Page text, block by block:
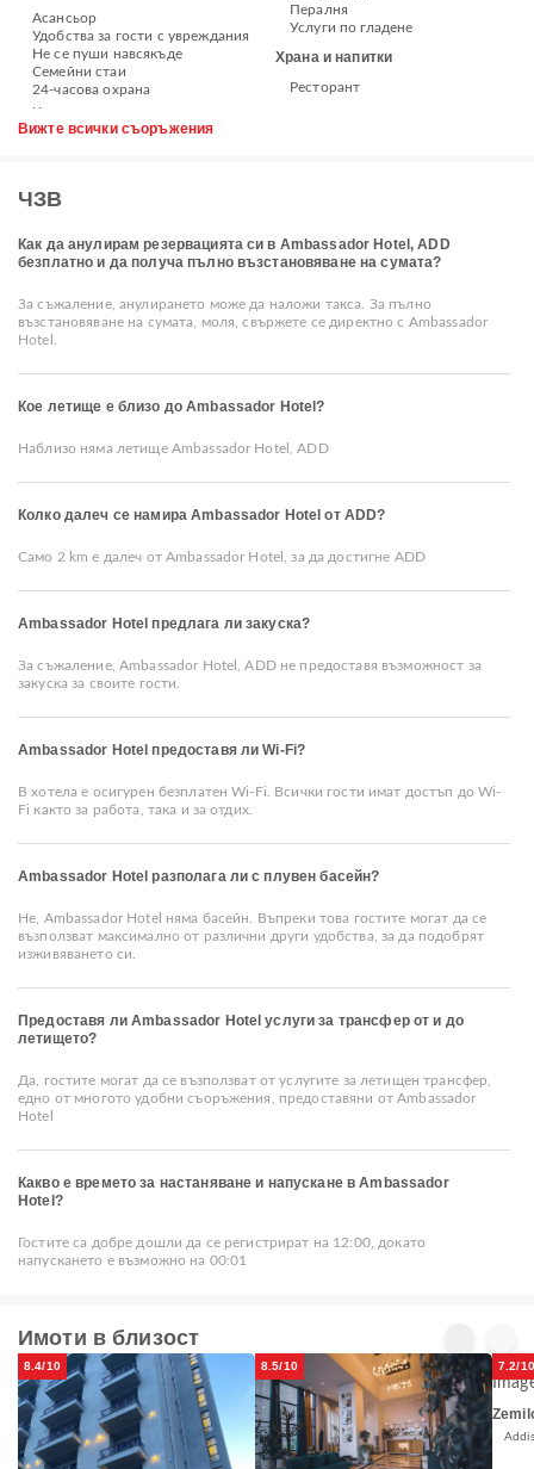
Асансьор
Удобства за гости с увреждания
Не се пуши навсякъде
Семейни стаи
24-часова охрана
Пералня
Услуги по гладене
Храна и напитки
Ресторант
Вижте всички съоръжения
ЧЗВ
Как да анулирам резервацията си в Ambassador Hotel, ADD
безплатно и да получа пълно възстановяване на сумата?
За съжаление, анулирането може да наложи такса. За пълно
възстановяване на сумата, моля, свържете се директно с Ambassador
Hotel.
Кое летище е близо до Ambassador Hotel?
Наблизо няма летище Ambassador Hotel, ADD
Колко далеч се намира Ambassador Hotel от ADD?
Само 2 km е далеч от Ambassador Hotel, за да достигне ADD
Ambassador Hotel предлага ли закуска?
За съжаление, Ambassador Hotel, ADD не предоставя възможност за
закуска за своите гости.
Ambassador Hotel предоставя ли Wi-Fi?
В хотела е осигурен безплатен Wi-Fi. Всички гости имат достъп до Wi-
Fi както за работа, така и за отдих.
Ambassador Hotel разполага ли с плувен басейн?
Не, Ambassador Hotel няма басейн. Въпреки това гостите могат да се
възползват максимално от различни други удобства, за да подобрят
изживяването си.
Предоставя ли Ambassador Hotel услуги за трансфер от и до
летището?
Да, гостите могат да се възползват от услугите за летищен трансфер,
едно от многото удобни съоръжения, предоставяни от Ambassador
Hotel
Какво е времето за настаняване и напускане в Ambassador
Hotel?
Гостите са добре дошли да се регистрират на 12:00, докато
напускането е възможно на 00:01
Имоти в близост
8.4/10 8.5/10 7.2/10